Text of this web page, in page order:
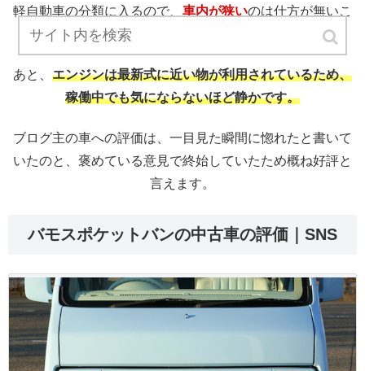
軽自動車の分類に入るので、 車内が狭いのは仕方が無いこ
あと、 エンジンは最新式に近い物が利用されているため、
稼働中でも気にならないほど静かです。
ブログ主の車への評価は、一目見た瞬間に惚れたと書いて
いたのと、褒めている意見で終始していたため概ね好評と
言えます。
バモスポケットバンの中古車の評価｜SNS